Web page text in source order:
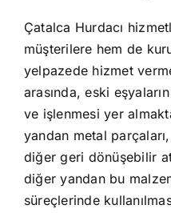
Çatalca Hurdacı
müşterilere hem de
yelpazede hizmet
arasında, eski eşyaların
ve işlenmesi yer
yandan metal
diğer geri dönüşebilir
diğer yandan bu
süreçlerinde